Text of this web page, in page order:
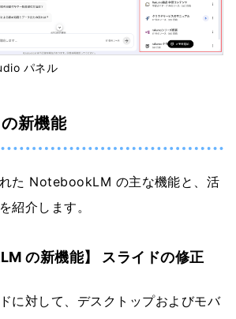
パネル
新機能
た NotebookLM の主な機能と、活
紹介します。
の新機能】 スライドの修正
に対して、デスクトップおよびモバ